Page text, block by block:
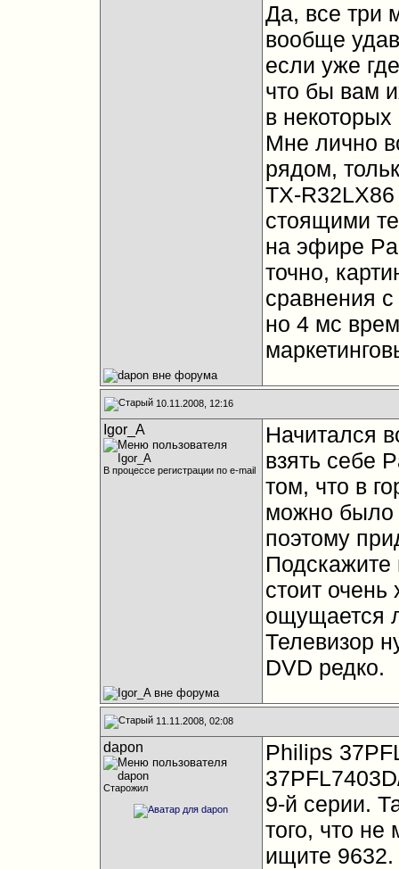
Да, все три
вообще
если уже
что бы вам
в некоторых
Мне лично
рядом,
TX-
стоящими
на эфире
точно,
сравнения
но 4 мс
10.11.2008, 12:16
Igor_A
В процессе регистрации по e-mail
Начитался
взять себе
том, что в
можно было
поэтому
Подскажите
стоит
ощущается
Телевизор
DVD редко.
11.11.2008, 02:08
dapon
Старожил
Philips
9-й серии.
того, что
ищите 9632.